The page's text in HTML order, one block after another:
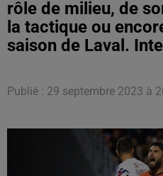
rôle de milieu, de
la tactique ou
saison de Laval.
Publié : 29 septembre 2023 à